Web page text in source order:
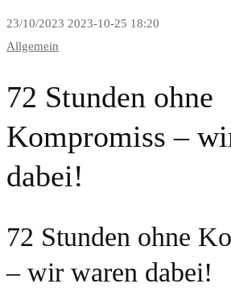
23/10/2023 2023-10-25 18:20
Allgemein
72 Stunden ohne
Kompromiss –
dabei!
72 Stunden ohne
– wir waren dabei!